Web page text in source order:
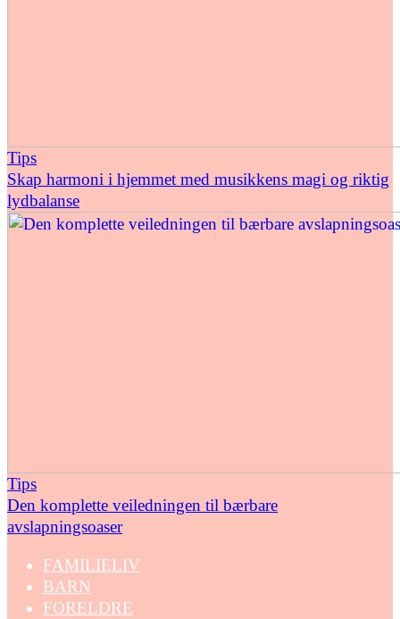
Tips
Skap harmoni i hjemmet med musikkens magi og riktig
lydbalanse
Tips
Den komplette veiledningen til bærbare
avslapningsoaser
FAMILIELIV
BARN
FORELDRE